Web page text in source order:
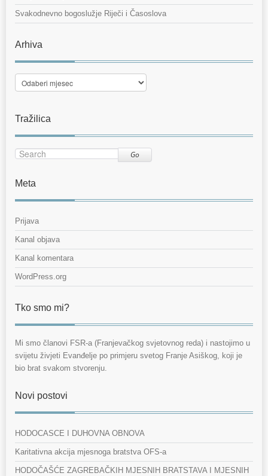
Svakodnevno bogoslužje Riječi i Časoslova
Arhiva
Arhiva
Tražilica
Go
Meta
Prijava
Kanal objava
Kanal komentara
WordPress.org
Tko smo mi?
Mi smo članovi FSR-a (Franjevačkog svjetovnog reda) i nastojimo u
svijetu živjeti Evanđelje po primjeru svetog Franje Asiškog, koji je
bio brat svakom stvorenju.
Novi postovi
HODOCASCE I DUHOVNA OBNOVA
Karitativna akcija mjesnoga bratstva OFS-a
HODOČAŠĆE ZAGREBAČKIH MJESNIH BRATSTAVA I MJESNIH